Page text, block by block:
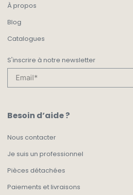
À propos
Blog
Catalogues
S'inscrire à notre newsletter
Besoin d’aide ?
Nous contacter
Je suis un professionnel
Pièces détachées
Paiements et livraisons